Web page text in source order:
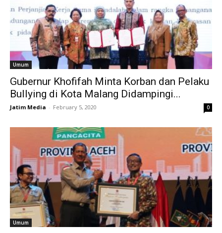
Umum
Gubernur Khofifah Minta Korban dan Pelaku
Bullying di Kota Malang Didampingi...
Jatim Media - February 5, 2020 0
Umum